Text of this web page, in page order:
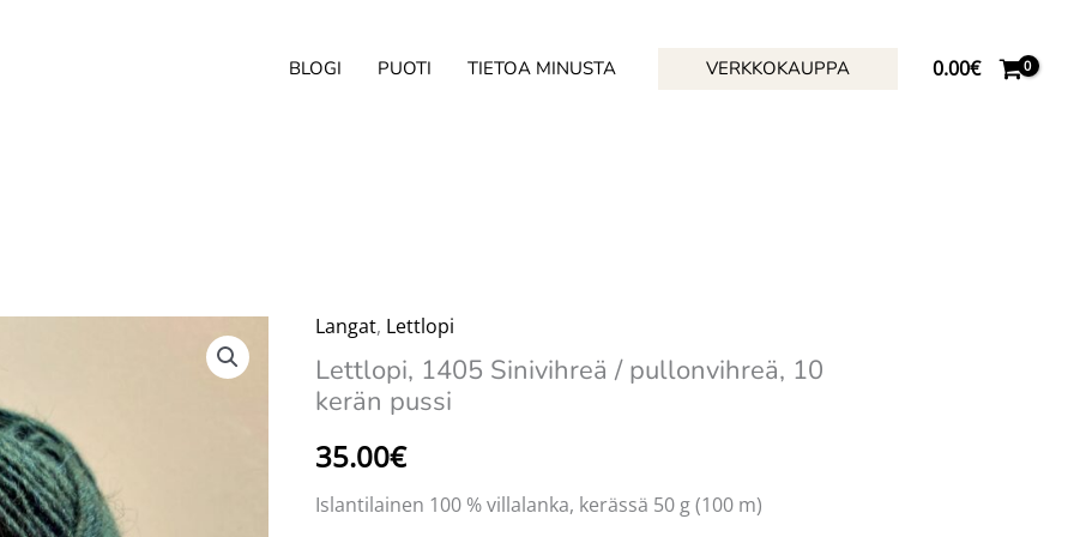
BLOGI PUOTI TIETOA MINUSTA VERKKOKAUPPA 0.00€
Langat, Lettlopi
Lettlopi, 1405 Sinivihreä / pullonvihreä, 10
kerän pussi
35.00€
Islantilainen 100 % villalanka, kerässä 50 g (100 m)